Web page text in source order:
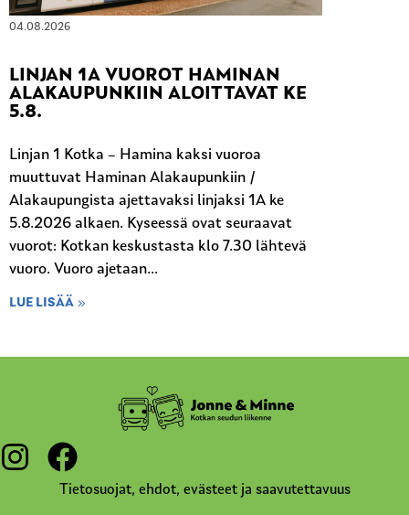
04.08.2026
LINJAN 1A VUOROT HAMINAN
ALAKAUPUNKIIN ALOITTAVAT KE
5.8.
Linjan 1 Kotka – Hamina kaksi vuoroa
muuttuvat Haminan Alakaupunkiin /
Alakaupungista ajettavaksi linjaksi 1A ke
5.8.2026 alkaen. Kyseessä ovat seuraavat
vuorot: Kotkan keskustasta klo 7.30 lähtevä
vuoro. Vuoro ajetaan...
LUE LISÄÄ
Tietosuojat, ehdot, evästeet ja saavutettavuus